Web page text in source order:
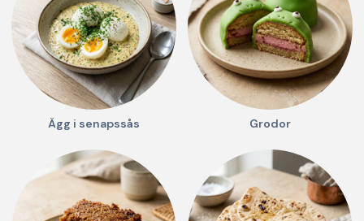
Ägg i senapssås Grodor